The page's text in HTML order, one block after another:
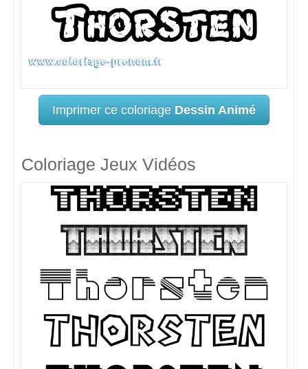
Imprimer ce coloriage Dessin Animé
Coloriage Jeux Vidéos